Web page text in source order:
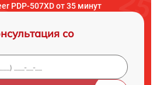
PDP-507XD от 35 минут
со